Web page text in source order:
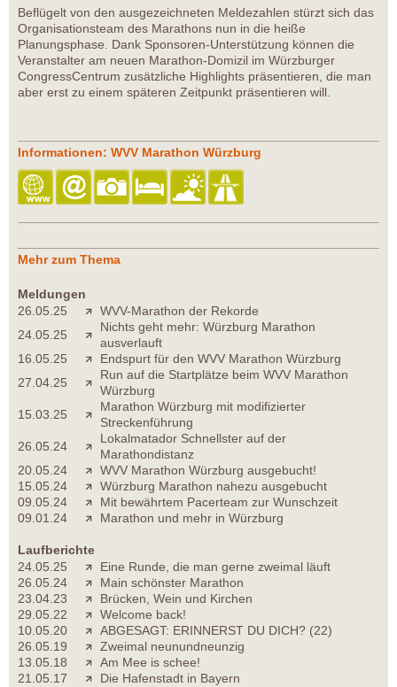
Beflügelt von den ausgezeichneten Meldezahlen stürzt sich das
Organisationsteam des Marathons nun in die heiße
Planungsphase. Dank Sponsoren-Unterstützung können die
Veranstalter am neuen Marathon-Domizil im Würzburger
CongressCentrum zusätzliche Highlights präsentieren, die man
aber erst zu einem späteren Zeitpunkt präsentieren will.
Informationen: WVV Marathon Würzburg
Mehr zum Thema
Meldungen
26.05.25
WVV-Marathon der Rekorde
24.05.25
Nichts geht mehr: Würzburg Marathon
ausverlauft
16.05.25
Endspurt für den WVV Marathon Würzburg
27.04.25
Run auf die Startplätze beim WVV Marathon
Würzburg
15.03.25
Marathon Würzburg mit modifizierter
Streckenführung
26.05.24
Lokalmatador Schnellster auf der
Marathondistanz
20.05.24
WVV Marathon Würzburg ausgebucht!
15.05.24
Würzburg Marathon nahezu ausgebucht
09.05.24
Mit bewährtem Pacerteam zur Wunschzeit
09.01.24
Marathon und mehr in Würzburg
Laufberichte
24.05.25
Eine Runde, die man gerne zweimal läuft
26.05.24
Main schönster Marathon
23.04.23
Brücken, Wein und Kirchen
29.05.22
Welcome back!
10.05.20
ABGESAGT: ERINNERST DU DICH? (22)
26.05.19
Zweimal neunundneunzig
13.05.18
Am Mee is schee!
21.05.17
Die Hafenstadt in Bayern